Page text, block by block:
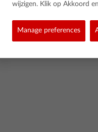
Incorporated. All rights
Link-beleid Cookie
wijzigen. Klik op Akkoord
Manage preferences